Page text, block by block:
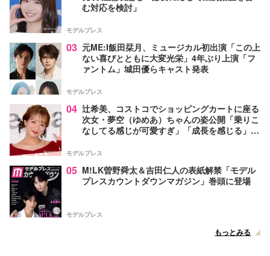
む対応を検討」
モデルプレス
03 元ME:I飯田栞月、ミュージカル初出演「この上
ない喜びとともに大変光栄」4年ぶり上演「フ
ァントム」城田優らキャスト発表
モデルプレス
04 辻希美、コストコでショッピングカートに座る
次女・夢空（ゆめあ）ちゃんの姿公開「乗りこ
なしてる感じが可愛すぎ」「成長を感じる」の
モデルプレス
05 M!LK曽野舜太＆吉田仁人の表紙解禁「モデル
プレスカウントダウンマガジン」巻頭に登場
モデルプレス
もっとみる